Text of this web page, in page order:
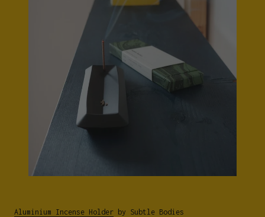
Aluminium Incense Holder by Subtle Bodies